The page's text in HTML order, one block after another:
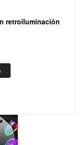
retroiluminación